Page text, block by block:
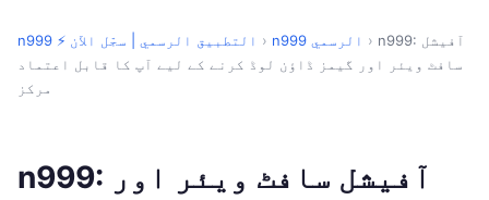
n999 ⚡ التطبيق الرسمي | سجّل الآن › n999 الرسمي › n999: آفیشل
سافٹ ویئر اور گیمز ڈاؤن لوڈ کرنے کے لیے آپ کا قابل اعتماد
مرکز
n999: آفیشل سافٹ ویئر اور